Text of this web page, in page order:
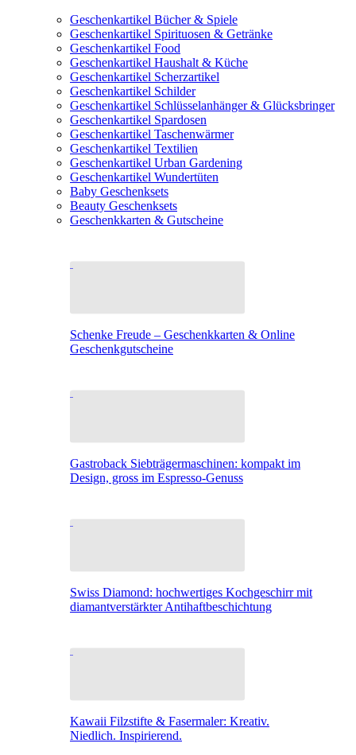
Geschenkartikel Bücher & Spiele
Geschenkartikel Spirituosen & Getränke
Geschenkartikel Food
Geschenkartikel Haushalt & Küche
Geschenkartikel Scherzartikel
Geschenkartikel Schilder
Geschenkartikel Schlüsselanhänger & Glücksbringer
Geschenkartikel Spardosen
Geschenkartikel Taschenwärmer
Geschenkartikel Textilien
Geschenkartikel Urban Gardening
Geschenkartikel Wundertüten
Baby Geschenksets
Beauty Geschenksets
Geschenkkarten & Gutscheine
Schenke Freude – Geschenkkarten & Online
Geschenkgutscheine
Gastroback Siebträgermaschinen: kompakt im
Design, gross im Espresso-Genuss
Swiss Diamond: hochwertiges Kochgeschirr mit
diamantverstärkter Antihaftbeschichtung
Kawaii Filzstifte & Fasermaler: Kreativ.
Niedlich. Inspirierend.